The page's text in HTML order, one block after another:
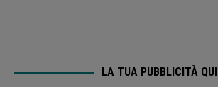
LA TUA PUBBLICITÀ QUI